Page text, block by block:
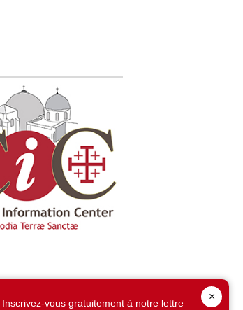
×
Inscrivez-vous gratuitement à notre lettre